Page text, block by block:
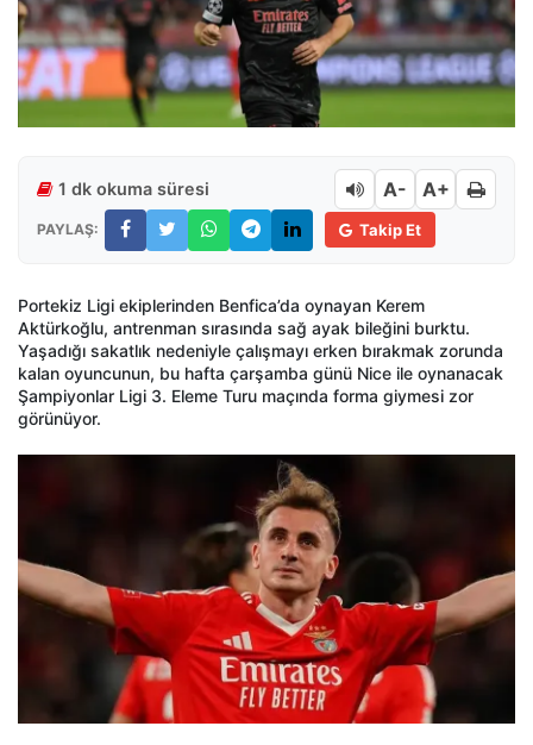
1 dk okuma süresi A- A+
PAYLAŞ: Takip Et
Portekiz Ligi ekiplerinden Benfica’da oynayan Kerem
Aktürkoğlu, antrenman sırasında sağ ayak bileğini burktu.
Yaşadığı sakatlık nedeniyle çalışmayı erken bırakmak zorunda
kalan oyuncunun, bu hafta çarşamba günü Nice ile oynanacak
Şampiyonlar Ligi 3. Eleme Turu maçında forma giymesi zor
görünüyor.